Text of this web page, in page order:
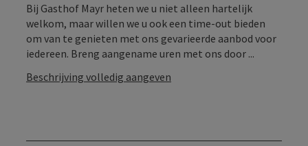
Bij Gasthof Mayr heten we u niet alleen hartelijk
welkom, maar willen we u ook een time-out bieden
om van te genieten met ons gevarieerde aanbod voor
iedereen. Breng aangename uren met ons door ...
Beschrijving volledig aangeven